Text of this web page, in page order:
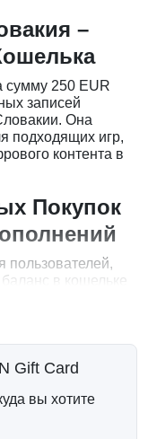
–
сумму 250 EUR
записей
Она
подходящих игр,
контента в
Покупок
пользователей,
в кошельке
PlayStation Plus,
нескольких
в 250
4 и
Gift Card
вы хотите